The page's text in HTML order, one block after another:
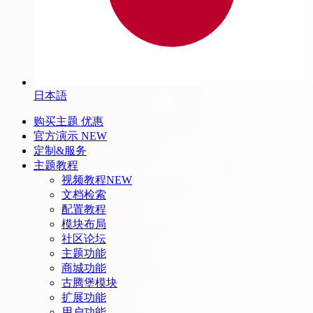
日本語
购买主题 优惠
官方演示 NEW
定制&服务
主题教程
视频教程NEW
文档检索
配置教程
模块布局
社区论坛
主题功能
商城功能
古腾堡模块
扩展功能